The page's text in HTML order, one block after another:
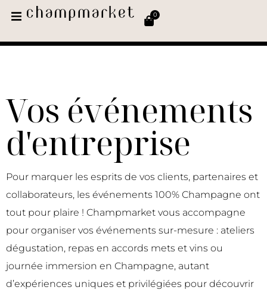
0
Vos événements
d'entreprise
Pour marquer les esprits de vos clients, partenaires et
collaborateurs, les événements 100% Champagne ont
tout pour plaire ! Champmarket vous accompagne
pour organiser vos événements sur-mesure : ateliers
dégustation, repas en accords mets et vins ou
journée immersion en Champagne, autant
d’expériences uniques et privilégiées pour découvrir